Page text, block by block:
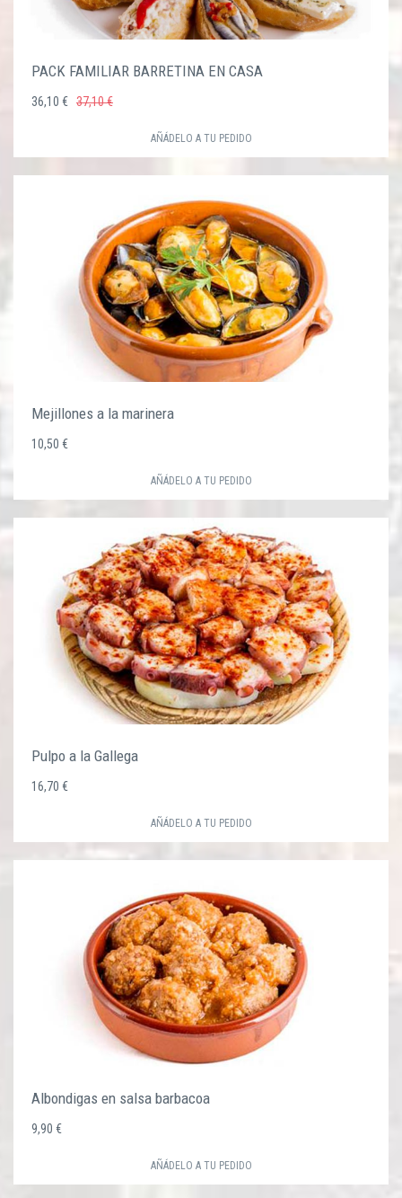
PACK FAMILIAR BARRETINA EN CASA
36,10 € 37,10 €
AÑÁDELO A TU PEDIDO
Mejillones a la marinera
10,50 €
AÑÁDELO A TU PEDIDO
Pulpo a la Gallega
16,70 €
AÑÁDELO A TU PEDIDO
Albondigas en salsa barbacoa
9,90 €
AÑÁDELO A TU PEDIDO